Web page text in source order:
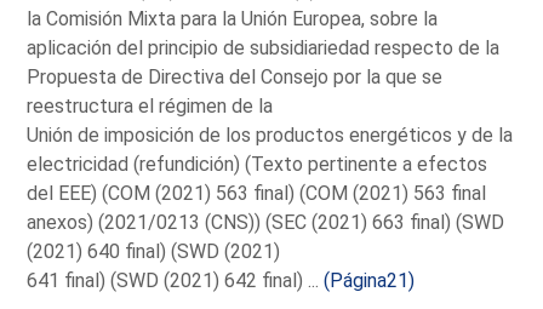
la Comisión Mixta para la Unión Europea, sobre la
aplicación del principio de subsidiariedad respecto de la
Propuesta de Directiva del Consejo por la que se
reestructura el régimen de la
Unión de imposición de los productos energéticos y de la
electricidad (refundición) (Texto pertinente a efectos
del EEE) (COM (2021) 563 final) (COM (2021) 563 final
anexos) (2021/0213 (CNS)) (SEC (2021) 663 final) (SWD
(2021) 640 final) (SWD (2021)
641 final) (SWD (2021) 642 final) ...(Página21)